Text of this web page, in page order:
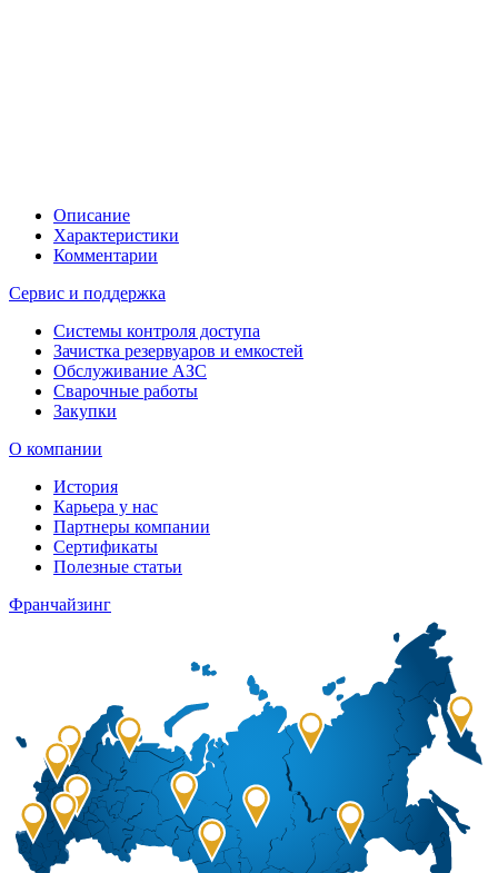
Описание
Характеристики
Комментарии
Сервис и поддержка
Системы контроля доступа
Зачистка резервуаров и емкостей
Обслуживание АЗС
Сварочные работы
Закупки
О компании
История
Карьера у нас
Партнеры компании
Сертификаты
Полезные статьи
Франчайзинг